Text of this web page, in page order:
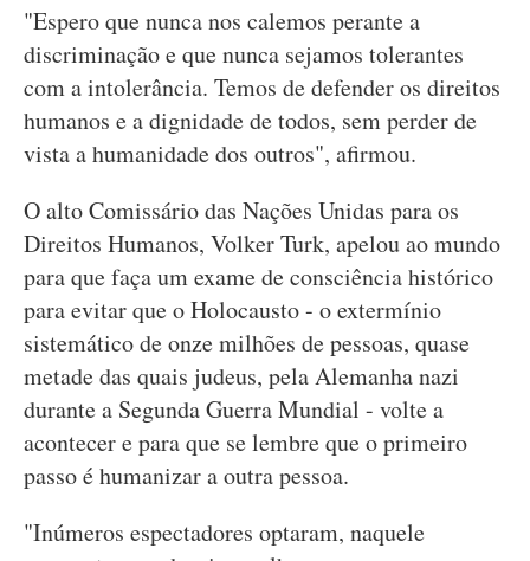
"Espero que nunca nos calemos perante a
discriminação e que nunca sejamos tolerantes
com a intolerância. Temos de defender os direitos
humanos e a dignidade de todos, sem perder de
vista a humanidade dos outros", afirmou.
O alto Comissário das Nações Unidas para os
Direitos Humanos, Volker Turk, apelou ao mundo
para que faça um exame de consciência histórico
para evitar que o Holocausto - o extermínio
sistemático de onze milhões de pessoas, quase
metade das quais judeus, pela Alemanha nazi
durante a Segunda Guerra Mundial - volte a
acontecer e para que se lembre que o primeiro
passo é humanizar a outra pessoa.
"Inúmeros espectadores optaram, naquele